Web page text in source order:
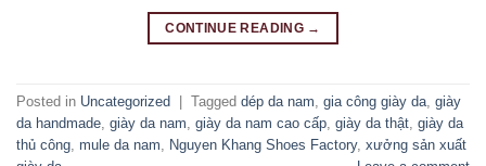
CONTINUE READING →
Posted in Uncategorized Tagged dép da nam, gia công giày da, giày
da handmade, giày da nam, giày da nam cao cấp, giày da thật, giày da
thủ công, mule da nam, Nguyen Khang Shoes Factory, xưởng sản xuất